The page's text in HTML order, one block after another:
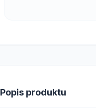
Popis produktu